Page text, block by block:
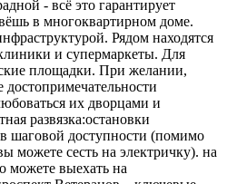
- всё это гарантирует
в многоквартирном доме.
Рядом находятся
и супермаркеты. Для
площадки. При желании,
их дворцами и
развязка:остановки
шаговой доступности (помимо
можете сесть на электричку). на
можете выехать на